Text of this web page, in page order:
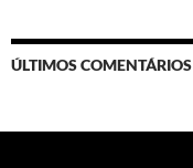
ÚLTIMOS COMENTÁRIOS